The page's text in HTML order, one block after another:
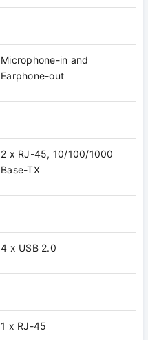
Microphone-in and
Earphone-out
2 x RJ-45, 10/100/1000
Base-TX
4 x USB 2.0
1 x RJ-45